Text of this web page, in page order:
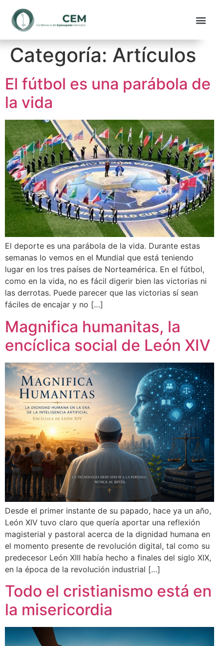
Categoría: Artículos
El fútbol es una parábola de
la vida
El deporte es una parábola de la vida. Durante estas
semanas lo vemos en el Mundial que está teniendo
lugar en los tres países de Norteamérica. En el fútbol,
como en la vida, no es fácil digerir bien las victorias ni
las derrotas. Puede parecer que las victorias sí sean
fáciles de encajar y no […]
Magnifica humanitas, la
encíclica social de León XIV
Desde el primer instante de su papado, hace ya un año,
León XIV tuvo claro que quería aportar una reflexión
magisterial y pastoral acerca de la dignidad humana en
el momento presente de revolución digital, tal como su
predecesor León XIII había hecho a finales del siglo XIX,
en la época de la revolución industrial […]
Todo el cristianismo está en
la misericordia